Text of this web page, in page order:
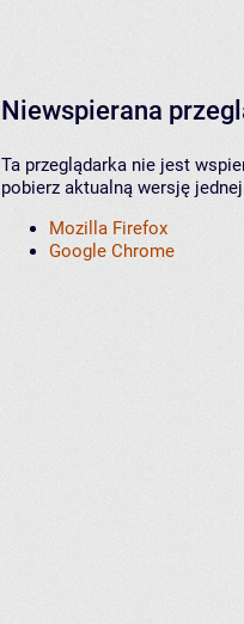
Niewspierana
Ta przeglądarka nie jest
pobierz aktualną wersję
Mozilla Firefox
Google Chrome